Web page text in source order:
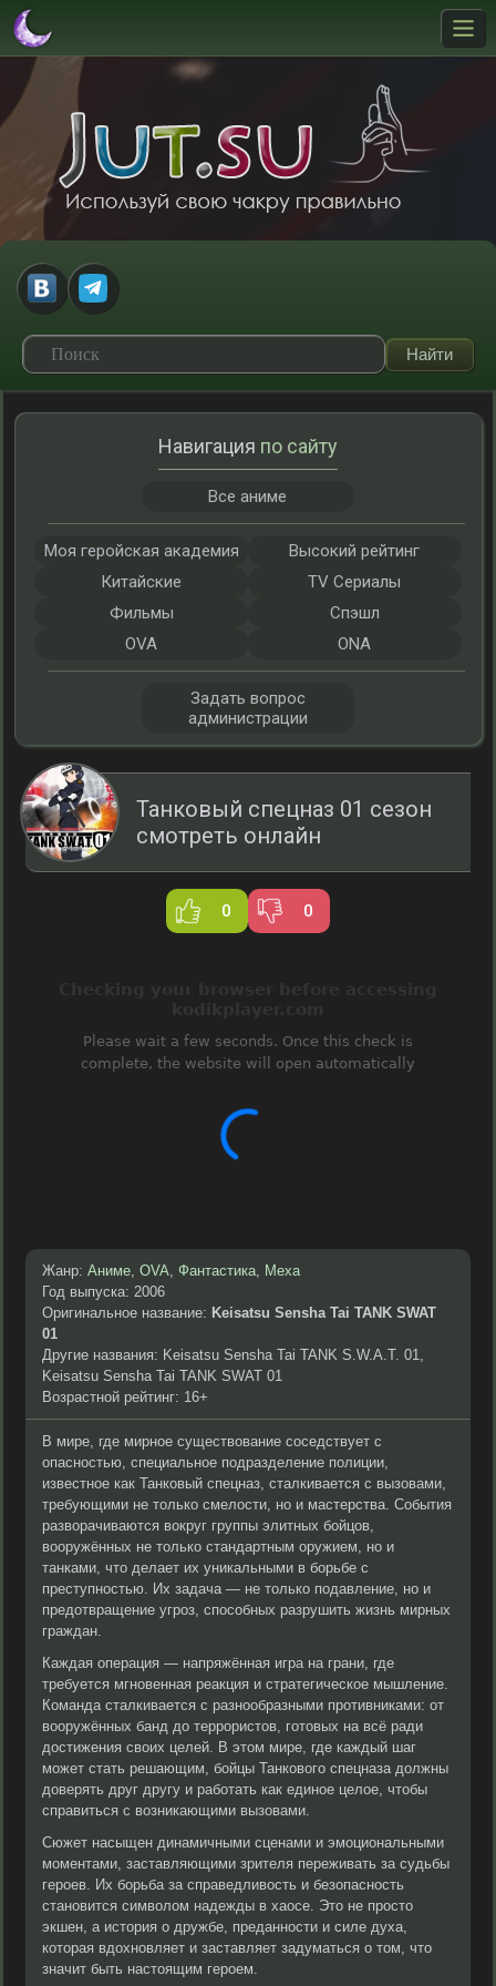
Танковый спецназ 01 сезон
смотреть онлайн
0 0
Жанр: Аниме, OVA, Фантастика, Меха
Год выпуска: 2006
Оригинальное название: Keisatsu Sensha Tai TANK SWAT
01
Другие названия: Keisatsu Sensha Tai TANK S.W.A.T. 01,
Keisatsu Sensha Tai TANK SWAT 01
Возрастной рейтинг: 16+
В мире, где мирное существование соседствует с
опасностью, специальное подразделение полиции,
известное как Танковый спецназ, сталкивается с вызовами,
требующими не только смелости, но и мастерства. События
разворачиваются вокруг группы элитных бойцов,
вооружённых не только стандартным оружием, но и
танками, что делает их уникальными в борьбе с
преступностью. Их задача — не только подавление, но и
предотвращение угроз, способных разрушить жизнь мирных
граждан.
Каждая операция — напряжённая игра на грани, где
требуется мгновенная реакция и стратегическое мышление.
Команда сталкивается с разнообразными противниками: от
вооружённых банд до террористов, готовых на всё ради
достижения своих целей. В этом мире, где каждый шаг
может стать решающим, бойцы Танкового спецназа должны
доверять друг другу и работать как единое целое, чтобы
справиться с возникающими вызовами.
Сюжет насыщен динамичными сценами и эмоциональными
моментами, заставляющими зрителя переживать за судьбы
героев. Их борьба за справедливость и безопасность
становится символом надежды в хаосе. Это не просто
экшен, а история о дружбе, преданности и силе духа,
которая вдохновляет и заставляет задуматься о том, что
значит быть настоящим героем.
Навигация по сайту
Все аниме
Моя геройская академия
Высокий рейтинг
Китайские
TV Сериалы
Фильмы
Спэшл
OVA
ONA
Задать вопрос
администрации